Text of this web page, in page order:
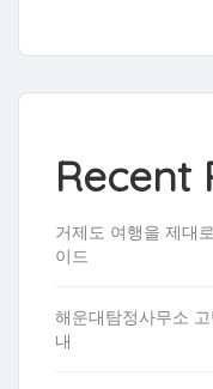
Recent
거제도 여행을 제대
이드
해운대탐정사무소
내